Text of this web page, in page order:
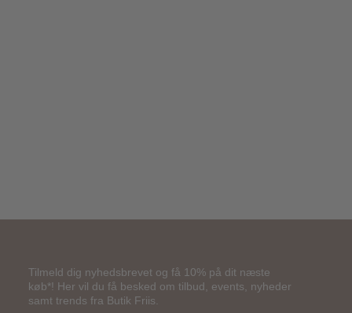
Tilmeld dig nyhedsbrevet og få 10% på dit næste
køb*! Her vil du få besked om tilbud, events, nyheder
samt trends fra Butik Friis.